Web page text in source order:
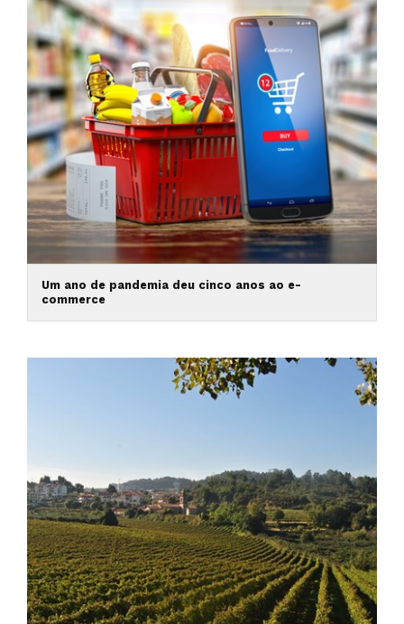
Um ano de pandemia deu cinco anos ao e-
commerce